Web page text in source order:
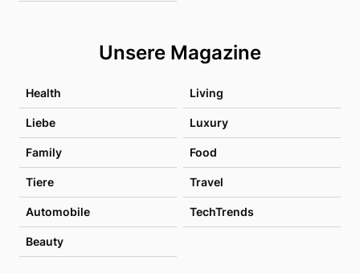
Unsere Magazine
Health Living
Liebe Luxury
Family Food
Tiere Travel
Automobile TechTrends
Beauty